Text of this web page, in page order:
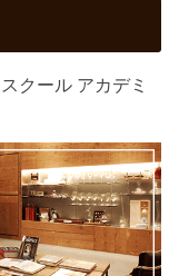
クール アカデミ